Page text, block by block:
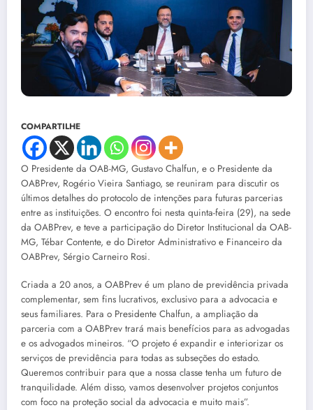
COMPARTILHE
O Presidente da OAB-MG, Gustavo Chalfun, e o Presidente da
OABPrev, Rogério Vieira Santiago, se reuniram para discutir os
últimos detalhes do protocolo de intenções para futuras parcerias
entre as instituições. O encontro foi nesta quinta-feira (29), na sede
da OABPrev, e teve a participação do Diretor Institucional da OAB-
MG, Tébar Contente, e do Diretor Administrativo e Financeiro da
OABPrev, Sérgio Carneiro Rosi.
Criada a 20 anos, a OABPrev é um plano de previdência privada
complementar, sem fins lucrativos, exclusivo para a advocacia e
seus familiares. Para o Presidente Chalfun, a ampliação da
parceria com a OABPrev trará mais benefícios para as advogadas
e os advogados mineiros. “O projeto é expandir e interiorizar os
serviços de previdência para todas as subseções do estado.
Queremos contribuir para que a nossa classe tenha um futuro de
tranquilidade. Além disso, vamos desenvolver projetos conjuntos
com foco na proteção social da advocacia e muito mais”.